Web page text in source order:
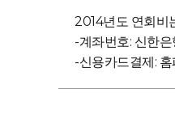
2014년도 연회비
-계좌번호: 신한
-신용카드결제: